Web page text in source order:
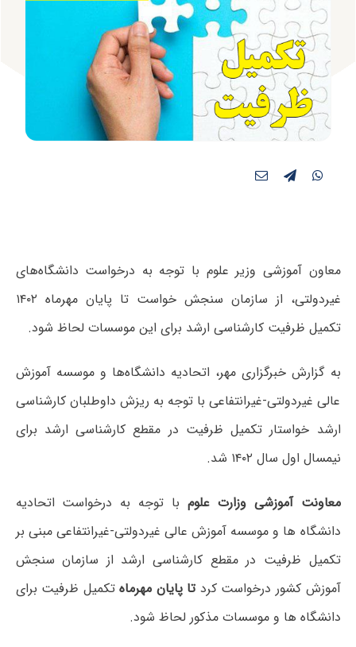
معاون آموزشی وزیر علوم با توجه به درخواست دانشگاه‌های
غیردولتی، از سازمان سنجش خواست تا پایان مهرماه ۱۴۰۲
تکمیل ظرفیت کارشناسی ارشد برای این موسسات لحاظ شود.
به گزارش خبرگزاری مهر، اتحادیه دانشگاه‌ها و موسسه آموزش
عالی غیردولتی-غیرانتفاعی با توجه به ریزش داوطلبان کارشناسی
ارشد خواستار تکمیل ظرفیت در مقطع کارشناسی ارشد برای
نیمسال اول سال ۱۴۰۲ شد.
معاونت آموزشی وزارت علوم با توجه به درخواست اتحادیه
دانشگاه ها و موسسه آموزش عالی غیردولتی-غیرانتفاعی مبنی بر
تکمیل ظرفیت در مقطع کارشناسی ارشد از سازمان سنجش
آموزش کشور درخواست کردتا پایان مهرماهتکمیل ظرفیت برای
دانشگاه ها و موسسات مذکور لحاظ شود.